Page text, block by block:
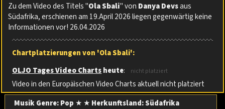
Zu dem Video des Titels "Ola Sbali" von Danya Devsaus
Südafrika, erschienen am 19.April 2026 liegen gegenwärtig keine
Informationen vor! 26.04.2026
Chartplatzierungen von 'Ola Sbali':
OLJO Tages Video Chartsheute: nicht platziert
Video in den Europäischen Video Charts aktuell nicht platziert
Musik Genre: Pop ★ ★ Herkunftsland:Südafrika